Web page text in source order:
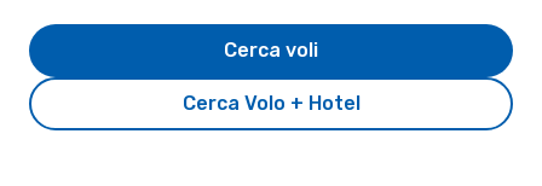
Cerca Volo + Hotel
Cerca voli